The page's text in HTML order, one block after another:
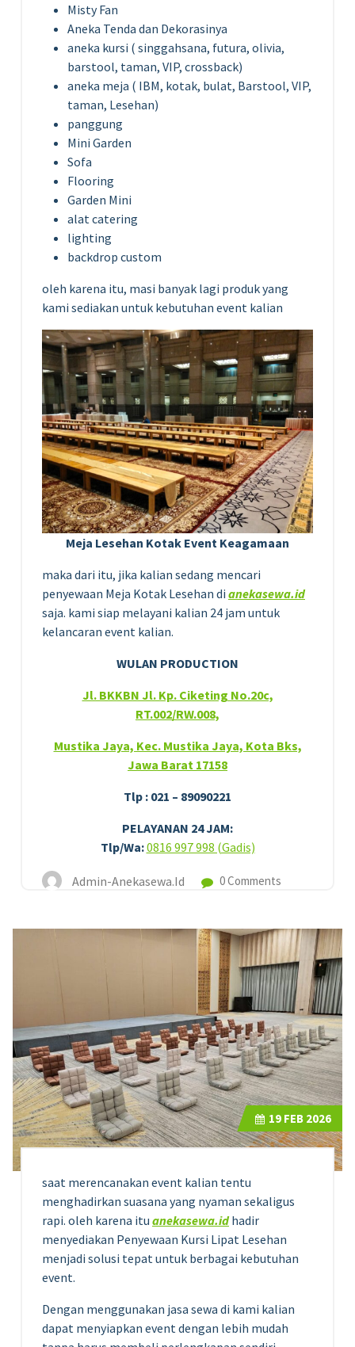
Misty Fan
Aneka Tenda dan Dekorasinya
aneka kursi ( singgahsana, futura, olivia,
barstool, taman, VIP, crossback)
aneka meja ( IBM, kotak, bulat, Barstool, VIP,
taman, Lesehan)
panggung
Mini Garden
Sofa
Flooring
Garden Mini
alat catering
lighting
backdrop custom
oleh karena itu, masi banyak lagi produk yang
kami sediakan untuk kebutuhan event kalian
Meja Lesehan Kotak Event Keagamaan
maka dari itu, jika kalian sedang mencari
penyewaan Meja Kotak Lesehan di anekasewa.id
saja. kami siap melayani kalian 24 jam untuk
kelancaran event kalian.
WULAN PRODUCTION
Jl. BKKBN Jl. Kp. Ciketing No.20c,
RT.002/RW.008,
Mustika Jaya, Kec. Mustika Jaya, Kota Bks,
Jawa Barat 17158
Tlp : 021 – 89090221
PELAYANAN 24 JAM:
Tlp/Wa:0816 997 998 (Gadis)
Admin-Anekasewa.id 0 Comments
saat merencanakan event kalian tentu
menghadirkan suasana yang nyaman sekaligus
rapi. oleh karena itu anekasewa.idhadir
menyediakan Penyewaan Kursi Lipat Lesehan
menjadi solusi tepat untuk berbagai kebutuhan
event.
Dengan menggunakan jasa sewa di kami kalian
dapat menyiapkan event dengan lebih mudah
19 FEB 2026